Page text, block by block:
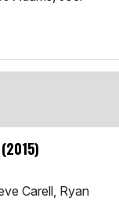
Carell, Ryan